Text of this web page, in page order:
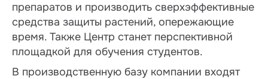
препаратов и производить сверхэффективные
средства защиты растений, опережающие
время. Также Центр станет перспективной
площадкой для обучения студентов.
В производственную базу компании входят